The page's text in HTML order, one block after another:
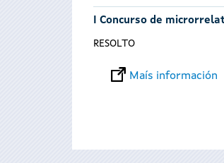
I Concurso de
RESOLTO
Maís información